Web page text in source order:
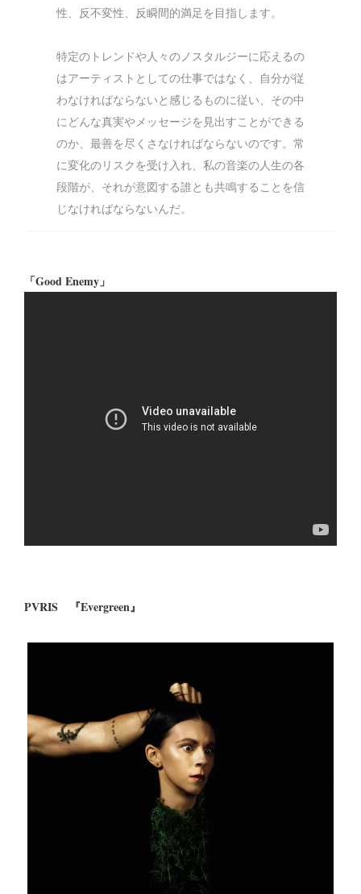
性、反不変性、反瞬間的満足を目指します。
特定のトレンドや人々のノスタルジーに応えるの
はアーティストとしての仕事ではなく、自分が従
わなければならないと感じるものに従い、その中
にどんな真実やメッセージを見出すことができる
のか、最善を尽くさなければならないのです。常
に変化のリスクを受け入れ、私の音楽の人生の各
段階が、それが意図する誰とも共鳴することを信
じなければならないんだ。
「Good Enemy」
PVRIS 『Evergreen』